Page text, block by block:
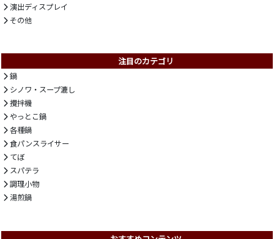
演出ディスプレイ
その他
注目のカテゴリ
鍋
シノワ・スープ漉し
攪拌機
やっとこ鍋
各種鍋
食パンスライサー
てぼ
スパテラ
調理小物
湯煎鍋